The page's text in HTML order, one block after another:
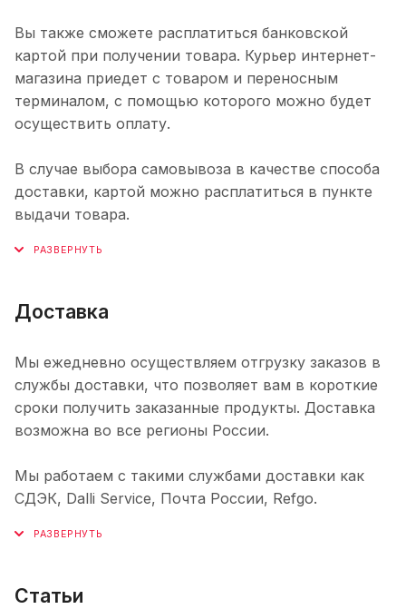
Вы также сможете расплатиться банковской
картой при получении товара. Курьер интернет-
магазина приедет с товаром и переносным
терминалом, с помощью которого можно будет
осуществить оплату.
В случае выбора самовывоза в качестве способа
доставки, картой можно расплатиться в пункте
выдачи товара.
Доставка
Мы ежедневно осуществляем отгрузку заказов в
службы доставки, что позволяет вам в короткие
сроки получить заказанные продукты. Доставка
возможна во все регионы России.
Мы работаем с такими службами доставки как
СДЭК, Dalli Service, Почта России, Refgo.
Статьи